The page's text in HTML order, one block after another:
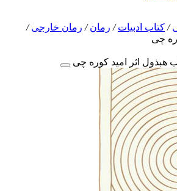
/ کتاب ادبیات/ رمان/ رمان خارجی/
چی
هبذول اثر امید کوره چی